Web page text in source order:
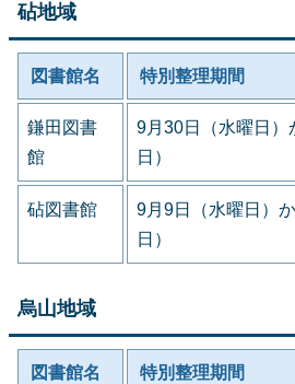
砧地域
図書館名 特別整理期間
鎌田図書
館
9月30日（水曜日）
日）
砧図書館
9月9日（水曜日）
日）
烏山地域
図書館名 特別整理期間